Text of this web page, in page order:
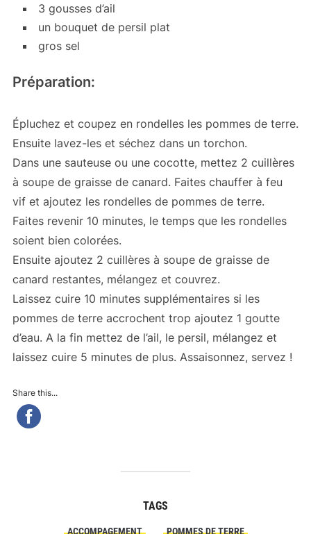
3 gousses d’ail
un bouquet de persil plat
gros sel
Préparation:
Épluchez et coupez en rondelles les pommes de terre.
Ensuite lavez-les et séchez dans un torchon.
Dans une sauteuse ou une cocotte, mettez 2 cuillères
à soupe de graisse de canard. Faites chauffer à feu
vif et ajoutez les rondelles de pommes de terre.
Faites revenir 10 minutes, le temps que les rondelles
soient bien colorées.
Ensuite ajoutez 2 cuillères à soupe de graisse de
canard restantes, mélangez et couvrez.
Laissez cuire 10 minutes supplémentaires si les
pommes de terre accrochent trop ajoutez 1 goutte
d’eau. A la fin mettez de l’ail, le persil, mélangez et
laissez cuire 5 minutes de plus. Assaisonnez, servez !
Share this...
TAGS
ACCOMPAGEMENT
POMMES DE TERRE